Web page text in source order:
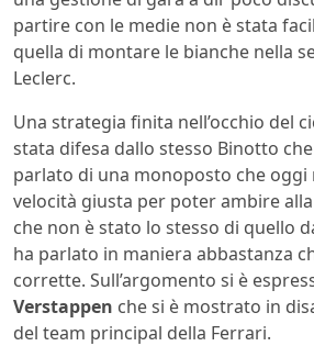
partire con le medie non è stata
quella di montare le bianche nella
Leclerc.
Una strategia finita nell’occhio del
stata difesa dallo stesso Binotto
parlato di una monoposto che oggi
velocità giusta per poter ambire
che non è stato lo stesso di quello
ha parlato in maniera abbastanza
corrette. Sull’argomento si è
Verstappen che si è mostrato in
del team principal della Ferrari.